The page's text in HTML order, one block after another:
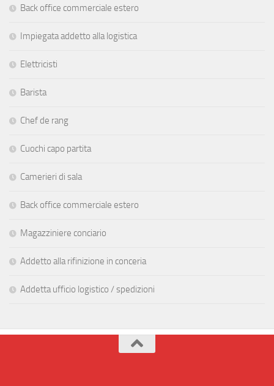
Back office commerciale estero
Impiegata addetto alla logistica
Elettricisti
Barista
Chef de rang
Cuochi capo partita
Camerieri di sala
Back office commerciale estero
Magazziniere conciario
Addetto alla rifinizione in conceria
Addetta ufficio logistico / spedizioni